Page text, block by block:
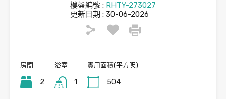
樓盤編號 : RHTY-273027
更新日期 : 30-06-2026
房間
2
浴室
1
實用面積(平方呎)
504